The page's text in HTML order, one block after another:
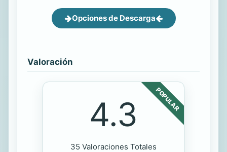
Opciones de Descarga
Valoración
POPULAR
4.3
35 Valoraciones Totales